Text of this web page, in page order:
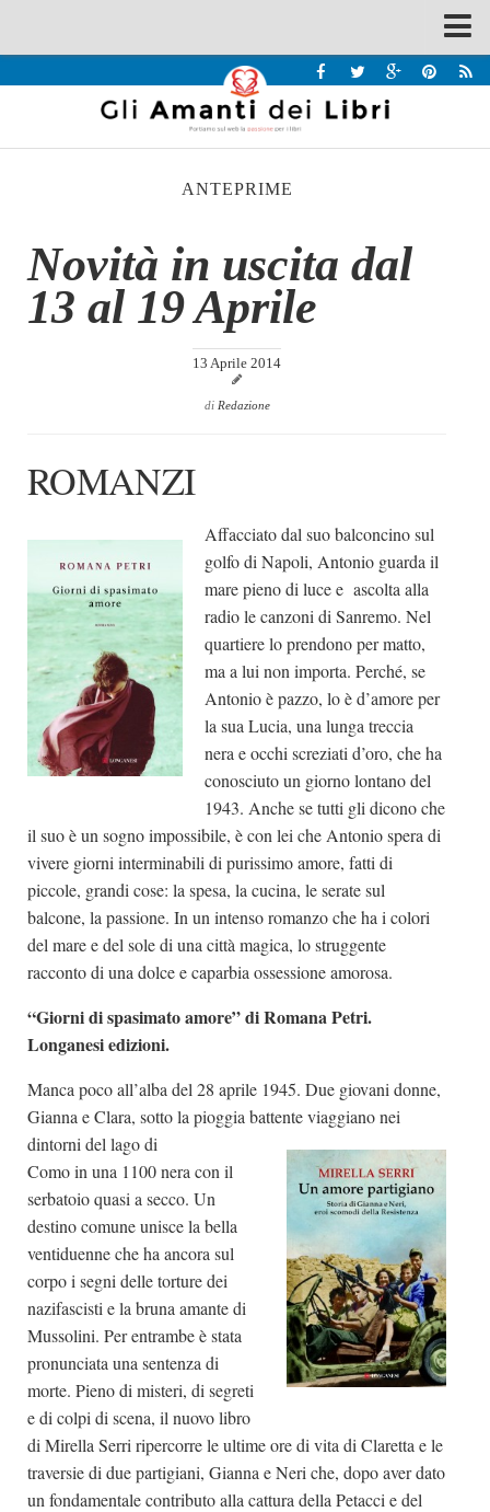
Recensioni
Interviste & Incontri
Chi siamo
Contatti
Chi siamo
Archivio
Autori
Generi
Case editrici
Partnership
Tabù Festival 2014
A Tutto Volume
Salone di Torino
Marketing
ANTEPRIME
Novità in uscita dal
13 al 19 Aprile
13 Aprile 2014
di Redazione
ROMANZI
Affacciato dal suo balconcino sul
golfo di Napoli, Antonio guarda il
mare pieno di luce e ascolta alla
radio le canzoni di Sanremo. Nel
quartiere lo prendono per matto,
ma a lui non importa. Perché, se
Antonio è pazzo, lo è d’amore per
la sua Lucia, una lunga treccia
nera e occhi screziati d’oro, che ha
conosciuto un giorno lontano del
1943. Anche se tutti gli dicono che
il suo è un sogno impossibile, è con lei che Antonio spera di
vivere giorni interminabili di purissimo amore, fatti di
piccole, grandi cose: la spesa, la cucina, le serate sul
balcone, la passione. In un intenso romanzo che ha i colori
del mare e del sole di una città magica, lo struggente
racconto di una dolce e caparbia ossessione amorosa.
“Giorni di spasimato amore” di Romana Petri.
Longanesi edizioni.
Manca poco all’alba del 28 aprile 1945. Due giovani donne,
Gianna e Clara, sotto la pioggia battente viaggiano nei
dintorni del lago di
Como in una 1100 nera con il
serbatoio quasi a secco. Un
destino comune unisce la bella
ventiduenne che ha ancora sul
corpo i segni delle torture dei
nazifascisti e la bruna amante di
Mussolini. Per entrambe è stata
pronunciata una sentenza di
morte. Pieno di misteri, di segreti
e di colpi di scena, il nuovo libro
di Mirella Serri ripercorre le ultime ore di vita di Claretta e le
traversie di due partigiani, Gianna e Neri che, dopo aver dato
un fondamentale contributo alla cattura della Petacci e del